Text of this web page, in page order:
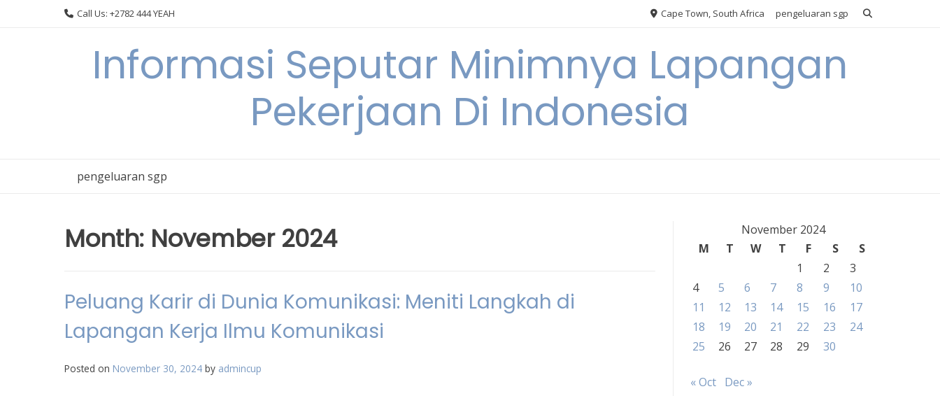
Call Us: +2782 444 YEAH Cape Town, South Africa pengeluaran sgp
Informasi Seputar Minimnya Lapangan
Pekerjaan Di Indonesia
pengeluaran sgp
Month: November 2024
Peluang Karir di Dunia Komunikasi: Meniti Langkah di
Lapangan Kerja Ilmu Komunikasi
Posted on November 30, 2024 by admincup
November 2024
M
T W T F S
S
1
2
3
4
5 6 7 8 9
10
11
12 13 14 15 16
17
18
19 20 21 22 23
24
25
26 27 28 29 30
« Oct Dec »